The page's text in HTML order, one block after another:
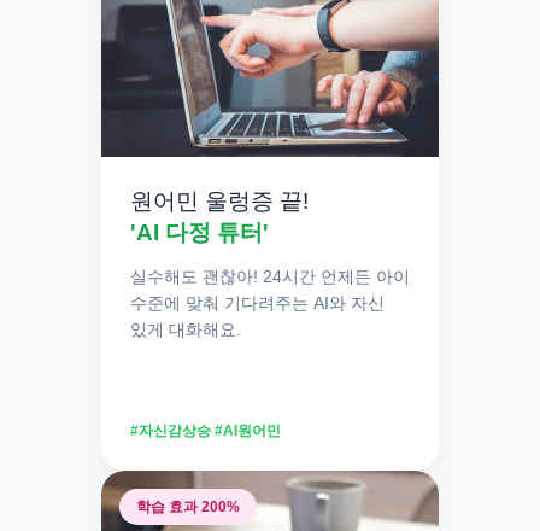
주입식 암기가 아닌'소리 내어
말하는 습관'이
아이의 생각을 깨웁니다.
자기주도 습관:입이 터지는 순간, 스스로 공
부하는 재미를 느끼게 됩니다.
원어민 울렁증 끝!
'AI 다정 튜터'
실수해도 괜찮아! 24시간 언제든 아이
수준에 맞춰 기다려주는 AI와 자신
있게 대화해요.
#자신감상승 #AI원어민
학습 효과 200%